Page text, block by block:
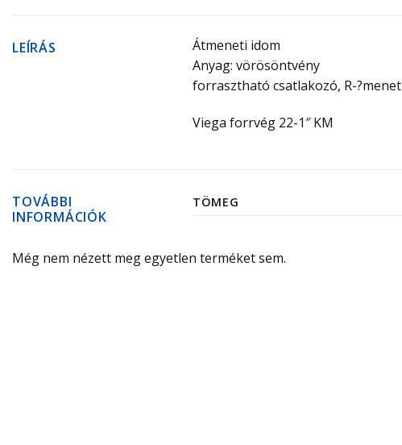
LEÍRÁS
Átmeneti idom
Anyag: vörösöntvény
forrasztható csatlakozó, R-?menet
Viega forrvég 22-1″ KM
TOVÁBBI
INFORMÁCIÓK
TÖMEG
Még nem nézett meg egyetlen terméket sem.